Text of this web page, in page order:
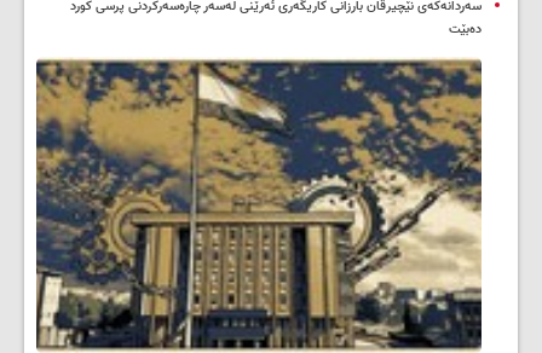
سه‌ردانه‌کەی نێچیرڤان بارزانی كاریگه‌ری ئه‌رێنی له‌سه‌ر چاره‌سه‌ركردنی پرسی كورد
ده‌بێت